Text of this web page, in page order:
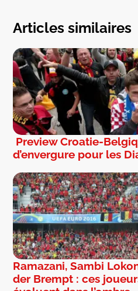
Articles similaires
Preview Croatie-
d’envergure pour les
Ramazani, Sambi
der Brempt : ces